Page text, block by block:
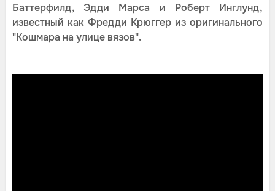
Баттерфилд, Эдди Марса и Роберт Инглунд,
известный как Фредди Крюггер из оригинального
"Кошмара на улице вязов".